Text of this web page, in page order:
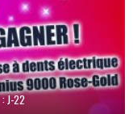
: J-22